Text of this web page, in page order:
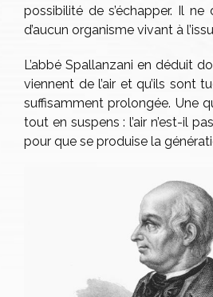
possibilité de s’échapper. Il
d’aucun organisme vivant à
L’abbé Spallanzani en déduit
viennent de l’air et qu’ils sont
suffisamment prolongée. Une
tout en suspens : l’air n’est-il
pour que se produise la